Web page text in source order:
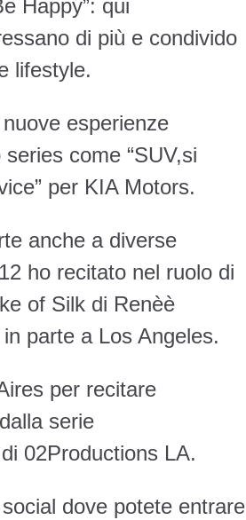
Happy”: qui
di più e condivido
lifestyle.
esperienze
come “SUV,si
per KIA Motors.
anche a diverse
ho recitato nel ruolo di
of Silk di Renèè
parte a Los Angeles.
per recitare
serie
02Productions LA.
dove potete entrare